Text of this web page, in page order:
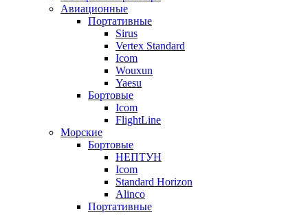
Авиационные
Портативные
Sirus
Vertex Standard
Icom
Wouxun
Yaesu
Бортовые
Icom
FlightLine
Морские
Бортовые
НЕПТУН
Icom
Standard Horizon
Alinco
Портативные